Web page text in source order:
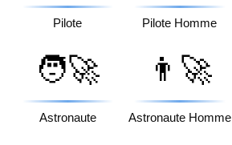
Pilote Pilote Homme
🧑‍🚀
Astronaute
👨‍🚀
Astronaute Homme